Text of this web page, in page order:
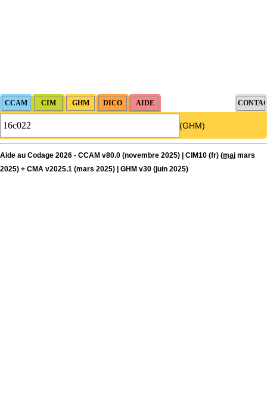
(GHM)
Aide au Codage 2026 - CCAM v80.0 (novembre 2025) | CIM10 (fr) (maj mars
2025) + CMA v2025.1 (mars 2025) | GHM v30 (juin 2025)